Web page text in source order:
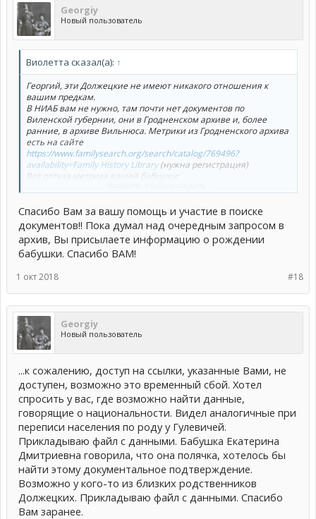
Georgiy
Новый пользователь
Виолетта сказал(а): ↑
Георгий, эти Должецкие не имеют никакого отношения к
вашим предкам.
В НИАБ вам не нужно, там почти нет документов по
Виленской губернии, они в Гродненском архиве и, более
ранние, в архиве Вильнюса. Метрики из Гродненского архива
есть на сайте
https://www.familysearch.org/search/catalog/769496?
availability=Family History Library(нужна регистрация)
Вот оттуда метрика вашей бабушки:
Посмотреть вложение 2239
Если решите заниматься поисками и будут вопросы, всегда
рады помочь.
Спасибо Вам за вашу помощь и участие в поиске
документов!! Пока думал над очередным запросом в
архив, Вы присылаете информацию о рождении
бабушки. Спасибо ВАМ!
#18
1 окт 2018
Georgiy
Новый пользователь
...к сожалению, доступ на ссылки, указанные Вами, не
доступен, возможно это временный сбой. Хотел
спросить у вас, где возможно найти данные,
говорящие о национальности. Видел аналогичные при
переписи населения по роду у Гулевичей.
Прикладываю файл с данными. Бабушка Екатерина
Дмитриевна говорила, что она полячка, хотелось бы
найти этому документальное подтверждение.
Возможно у кого-то из близких родственников
Должецких. Прикладываю файл с данными. Спасибо
Вам заранее.